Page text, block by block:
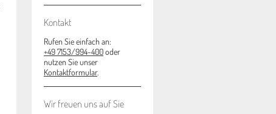
Kontakt
Rufen Sie einfach an:
+49 7153/994-400oder
nutzen Sie unser
Kontaktformular.
Wir freuen uns auf Sie